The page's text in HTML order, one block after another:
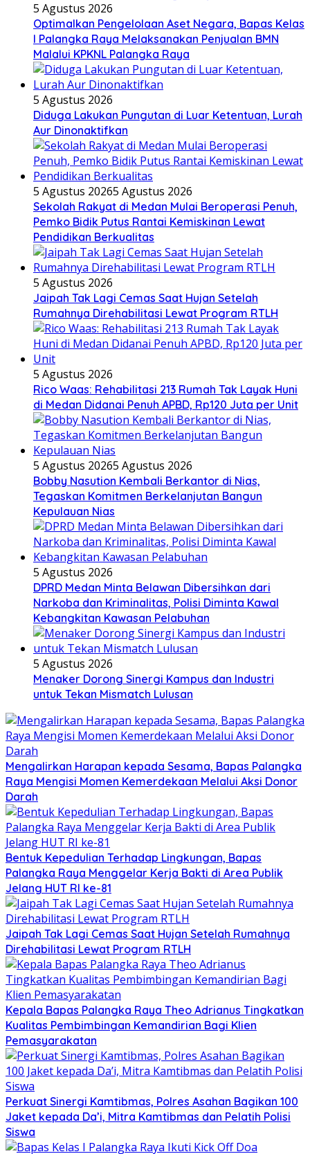
5 Agustus 2026
Optimalkan Pengelolaan Aset Negara, Bapas Kelas
I Palangka Raya Melaksanakan Penjualan BMN
Malalui KPKNL Palangka Raya
5 Agustus 2026
Diduga Lakukan Pungutan di Luar Ketentuan, Lurah
Aur Dinonaktifkan
5 Agustus 20265 Agustus 2026
Sekolah Rakyat di Medan Mulai Beroperasi Penuh,
Pemko Bidik Putus Rantai Kemiskinan Lewat
Pendidikan Berkualitas
5 Agustus 2026
Jaipah Tak Lagi Cemas Saat Hujan Setelah
Rumahnya Direhabilitasi Lewat Program RTLH
5 Agustus 2026
Rico Waas: Rehabilitasi 213 Rumah Tak Layak Huni
di Medan Didanai Penuh APBD, Rp120 Juta per Unit
5 Agustus 20265 Agustus 2026
Bobby Nasution Kembali Berkantor di Nias,
Tegaskan Komitmen Berkelanjutan Bangun
Kepulauan Nias
5 Agustus 2026
DPRD Medan Minta Belawan Dibersihkan dari
Narkoba dan Kriminalitas, Polisi Diminta Kawal
Kebangkitan Kawasan Pelabuhan
5 Agustus 2026
Menaker Dorong Sinergi Kampus dan Industri
untuk Tekan Mismatch Lulusan
Mengalirkan Harapan kepada Sesama, Bapas Palangka
Raya Mengisi Momen Kemerdekaan Melalui Aksi Donor
Darah
Bentuk Kepedulian Terhadap Lingkungan, Bapas
Palangka Raya Menggelar Kerja Bakti di Area Publik
Jelang HUT RI ke-81
Jaipah Tak Lagi Cemas Saat Hujan Setelah Rumahnya
Direhabilitasi Lewat Program RTLH
Kepala Bapas Palangka Raya Theo Adrianus Tingkatkan
Kualitas Pembimbingan Kemandirian Bagi Klien
Pemasyarakatan
Perkuat Sinergi Kamtibmas, Polres Asahan Bagikan 100
Jaket kepada Da’i, Mitra Kamtibmas dan Pelatih Polisi
Siswa